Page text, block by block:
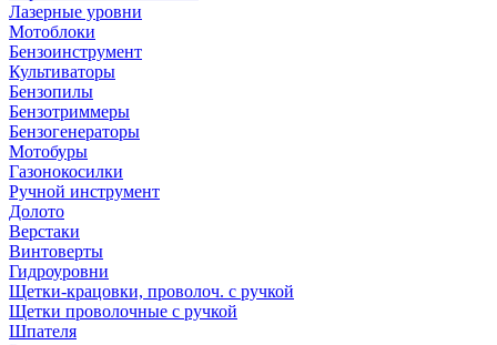
Лазерные уровни
Мотоблоки
Бензоинструмент
Культиваторы
Бензопилы
Бензотриммеры
Бензогенераторы
Мотобуры
Газонокосилки
Ручной инструмент
Долото
Верстаки
Винтоверты
Гидроуровни
Щетки-крацовки, проволоч. с ручкой
Щетки проволочные с ручкой
Шпателя